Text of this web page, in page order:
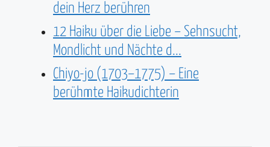
dein Herz berühren
12 Haiku über die Liebe – Sehnsucht,
Mondlicht und Nächte d...
Chiyo-jo (1703–1775) – Eine
berühmte Haikudichterin